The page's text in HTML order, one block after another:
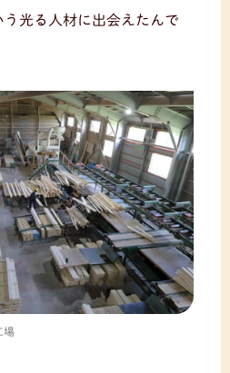
光る人材に出会えたんで
場